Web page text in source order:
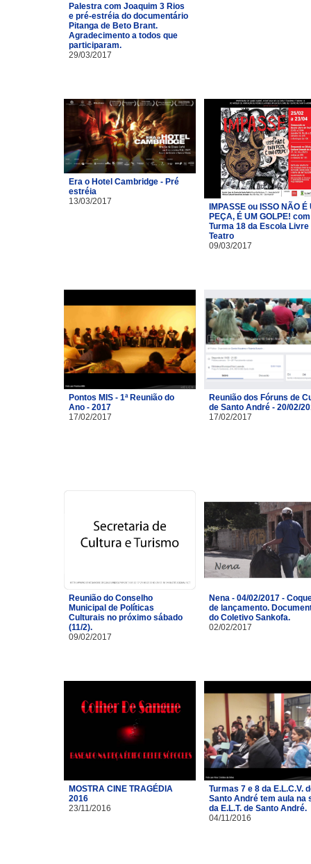
Palestra com Joaquim 3 Rios
e pré-estréia do documentário
Pitanga de Beto Brant.
Agradecimento a todos que
participaram.
29/03/2017
Era o Hotel Cambridge - Pré
estréia
13/03/2017
IMPASSE ou ISSO NÃO É
PEÇA, É UM GOLPE!
Turma 18 da Escola Livre
Teatro​
09/03/2017
Pontos MIS - 1ª Reunião do
Ano - 2017
17/02/2017
Reunião dos Fóruns de
de Santo André - 20/02/
17/02/2017
Reunião do Conselho
Municipal de Políticas
Culturais no próximo sábado
(11/2).
09/02/2017
Nena - 04/02/2017 -
de lançamento.
do Coletivo Sankofa.
02/02/2017
MOSTRA CINE TRAGÉDIA
2016
23/11/2016
Turmas 7 e 8 da E.L.C.V.
Santo André tem aula na
da E.L.T. de Santo André.
04/11/2016